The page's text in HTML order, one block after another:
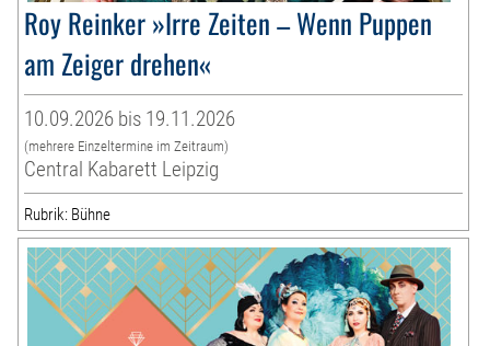
Roy Reinker »Irre Zeiten – Wenn Puppen
am Zeiger drehen«
10.09.2026 bis 19.11.2026
(mehrere Einzeltermine im Zeitraum)
Central Kabarett Leipzig
Rubrik: Bühne